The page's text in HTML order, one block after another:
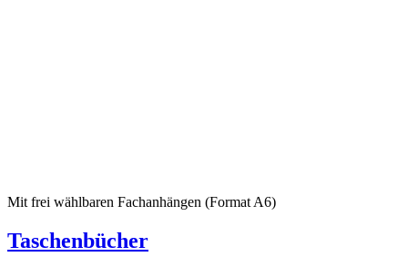
Mit frei wählbaren Fachanhängen (Format A6)
Taschenbücher